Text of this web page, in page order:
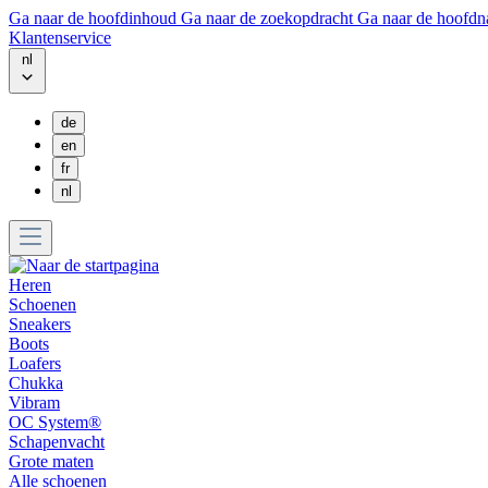
Ga naar de hoofdinhoud Ga naar de zoekopdracht Ga naar de
Klantenservice
nl
de
en
fr
nl
Heren
Schoenen
Sneakers
Boots
Loafers
Chukka
Vibram
OC System®
Schapenvacht
Grote maten
Alle schoenen